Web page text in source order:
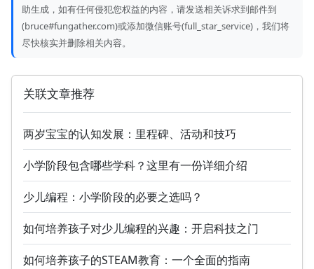
助生成，如有任何侵犯您权益的内容，请发送相关诉求到邮件到
(bruce#fungather.com)或添加微信账号(full_star_service)，我们将
尽快核实并删除相关内容。
关联文章推荐
两岁宝宝的认知发展：里程碑、活动和技巧
小学阶段包含哪些学科？这里有一份详细介绍
少儿编程：小学阶段的必要之选吗？
如何培养孩子对少儿编程的兴趣：开启科技之门
如何培养孩子的STEAM教育：一个全面的指南